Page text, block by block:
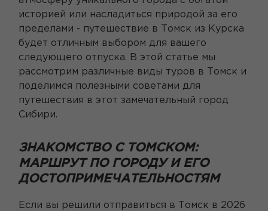
историей или насладиться природой за его
пределами - путешествие в Томск из Курска
будет отличным выбором для вашего
следующего отпуска. В этой статье мы
рассмотрим различные виды туров в Томск и
поделимся полезными советами для
путешествия в этот замечательный город
Сибири.
ЗНАКОМСТВО С ТОМСКОМ:
МАРШРУТ ПО ГОРОДУ И ЕГО
ДОСТОПРИМЕЧАТЕЛЬНОСТЯМ
Если вы решили отправиться в Томск в 2026